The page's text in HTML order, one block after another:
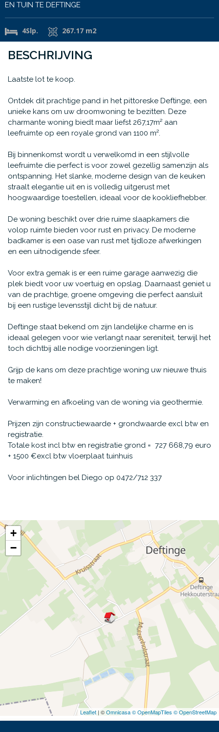
EN TUIN TE DEFTINGE
4Slp. 267.17 m2
BESCHRIJVING
Laatste lot te koop.
Ontdek dit prachtige pand in het pittoreske Deftinge, een
unieke kans om uw droomwoning te bezitten. Deze
charmante woning biedt maar liefst 267,17m² aan
leefruimte op een royale grond van 1100 m².
Bij binnenkomst wordt u verwelkomd in een stijlvolle
leefruimte die perfect is voor zowel gezellig samenzijn als
ontspanning. Het slanke, moderne design van de keuken
straalt elegantie uit en is volledig uitgerust met
hoogwaardige toestellen, ideaal voor de kookliefhebber.
De woning beschikt over drie ruime slaapkamers die
volop ruimte bieden voor rust en privacy. De moderne
badkamer is een oase van rust met tijdloze afwerkingen
en een uitnodigende sfeer.
Voor extra gemak is er een ruime garage aanwezig die
plek biedt voor uw voertuig en opslag. Daarnaast geniet u
van de prachtige, groene omgeving die perfect aansluit
bij een rustige levensstijl dicht bij de natuur.
Deftinge staat bekend om zijn landelijke charme en is
ideaal gelegen voor wie verlangt naar sereniteit, terwijl het
toch dichtbij alle nodige voorzieningen ligt.
Grijp de kans om deze prachtige woning uw nieuwe thuis
te maken!
Verwarming en afkoeling van de woning via geothermie.
Prijzen zijn constructiewaarde + grondwaarde excl btw en
registratie.
Totale kost incl btw en registratie grond = 727 668,79 euro
+ 1500 €excl btw vloerplaat tuinhuis
Voor inlichtingen bel Diego op 0472/712 337
+
−
Leaflet | ©Omnicasa ©OpenMapTiles ©OpenStreetMap